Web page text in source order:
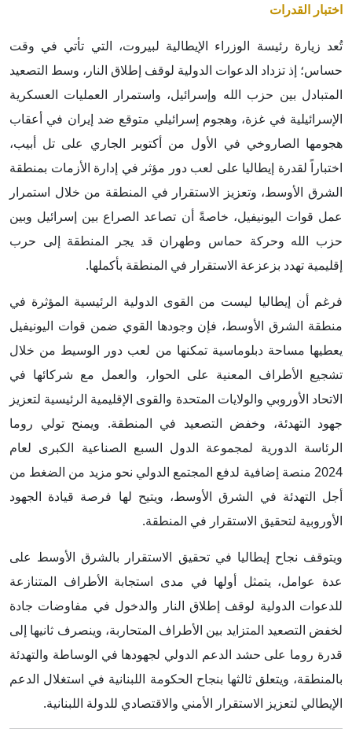
اختبار القدرات
تُعد زيارة رئيسة الوزراء الإيطالية لبيروت، التي تأتي في وقت
حساس؛ إذ تزداد الدعوات الدولية لوقف إطلاق النار، وسط التصعيد
المتبادل بين حزب الله وإسرائيل، واستمرار العمليات العسكرية
الإسرائيلية في غزة، وهجوم إسرائيلي متوقع ضد إيران في أعقاب
هجومها الصاروخي في الأول من أكتوبر الجاري على تل أبيب،
اختباراً لقدرة إيطاليا على لعب دور مؤثر في إدارة الأزمات بمنطقة
الشرق الأوسط، وتعزيز الاستقرار في المنطقة من خلال استمرار
عمل قوات اليونيفيل، خاصةً أن تصاعد الصراع بين إسرائيل وبين
حزب الله وحركة حماس وطهران قد يجر المنطقة إلى حرب
إقليمية تهدد بزعزعة الاستقرار في المنطقة بأكملها.
فرغم أن إيطاليا ليست من القوى الدولية الرئيسية المؤثرة في
منطقة الشرق الأوسط، فإن وجودها القوي ضمن قوات اليونيفيل
يعطيها مساحة دبلوماسية تمكنها من لعب دور الوسيط من خلال
تشجيع الأطراف المعنية على الحوار، والعمل مع شركائها في
الاتحاد الأوروبي والولايات المتحدة والقوى الإقليمية الرئيسية لتعزيز
جهود التهدئة، وخفض التصعيد في المنطقة. ويمنح تولي روما
الرئاسة الدورية لمجموعة الدول السبع الصناعية الكبرى لعام
2024 منصة إضافية لدفع المجتمع الدولي نحو مزيد من الضغط من
أجل التهدئة في الشرق الأوسط، ويتيح لها فرصة قيادة الجهود
الأوروبية لتحقيق الاستقرار في المنطقة.
ويتوقف نجاح إيطاليا في تحقيق الاستقرار بالشرق الأوسط على
عدة عوامل، يتمثل أولها في مدى استجابة الأطراف المتنازعة
للدعوات الدولية لوقف إطلاق النار والدخول في مفاوضات جادة
لخفض التصعيد المتزايد بين الأطراف المتحاربة، وينصرف ثانيها إلى
قدرة روما على حشد الدعم الدولي لجهودها في الوساطة والتهدئة
بالمنطقة، ويتعلق ثالثها بنجاح الحكومة اللبنانية في استغلال الدعم
الإيطالي لتعزيز الاستقرار الأمني والاقتصادي للدولة اللبنانية.